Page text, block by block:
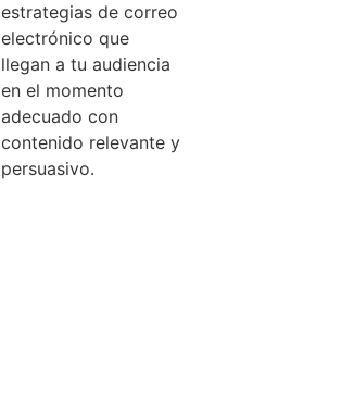
estrategias de correo
electrónico que
llegan a tu audiencia
en el momento
adecuado con
contenido relevante y
persuasivo.